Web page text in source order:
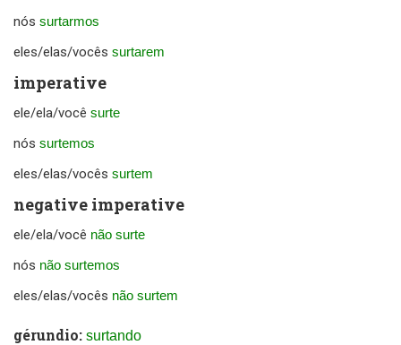
nós surtarmos
eles/elas/vocês surtarem
imperative
ele/ela/você surte
nós surtemos
eles/elas/vocês surtem
negative imperative
ele/ela/você não surte
nós não surtemos
eles/elas/vocês não surtem
gérundio: surtando